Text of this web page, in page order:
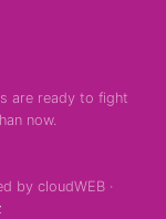
are ready to fight
now.
by cloudWEB ·